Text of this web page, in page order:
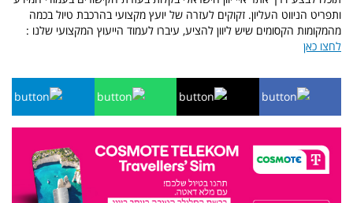
ותפריט הניווט העליון. זקוקים לעזרה של יועץ מקצועי בהרכבת טיול בכמה
מהמקומות הקסומים שיש ליוון להציע, עיברו לעמוד הייעוץ המקצועי שלנו :
לחצו כאן